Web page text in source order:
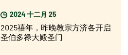
2024 十二月 25
2025禧年，昨晚教宗方济各开启
圣伯多禄大殿圣门